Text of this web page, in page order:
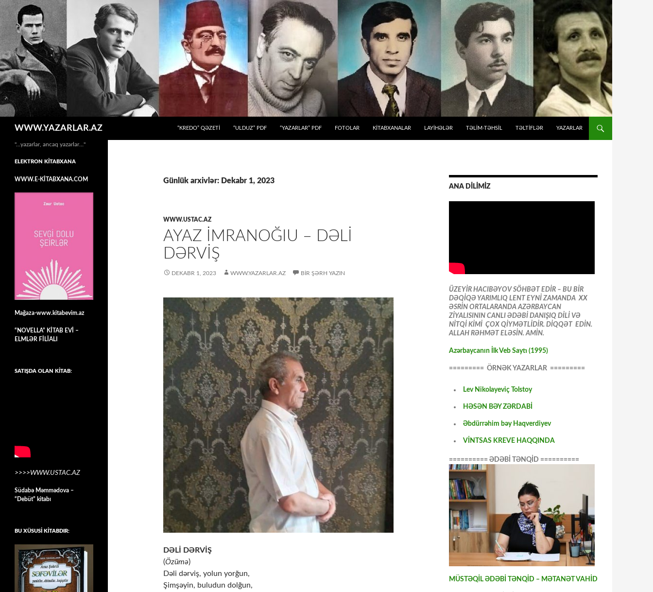
WWW.YAZARLAR.AZ
“KREDO” QƏZETİ
“ULDUZ” PDF “YAZARLAR” PDF FOTOLAR KİTABXANALAR LAYİHƏLƏR TƏLIM-TƏHSIL TƏLTİFLƏR YAZARLAR
Günlük arxivlər: Dekabr 1, 2023
WWW.USTAC.AZ
AYAZ İMRANOĞIU – DƏLİ
DƏRVİŞ
DEKABR 1, 2023 WWW.YAZARLAR.AZ BIR ŞƏRH YAZIN
DƏLİ DƏRVİŞ
(Özümə)
Dəli dərviş, yolun yorğun,
Şimşəyin, buludun dolğun,
ANA DİLİMİZ
ÜZEYİR HACIBƏYOV SÖHBƏT EDİR – BU BİR
DƏQİQƏ YARIMLIQ LENT EYNİ ZAMANDA XX
ƏSRİN ORTALARANDA AZƏRBAYCAN
ZİYALISININ CANLI ƏDƏBİ DANIŞIQ DİLİ VƏ
NİTQİ KİMİ ÇOX QİYMƏTLİDİR. DİQQƏT EDİN.
ALLAH RƏHMƏT ELƏSİN. AMİN.
Azərbaycanın İlk Veb Saytı (1995)
========= ÖRNƏK YAZARLAR =========
Lev Nikolayeviç Tolstoy
HƏSƏN BƏY ZƏRDABİ
Əbdürrəhim bəy Haqverdiyev
VİNTSAS KREVE HAQQINDA
========== ƏDƏBİ TƏNQİD ==========
MÜSTƏQİL ƏDƏBİ TƏNQİD – MƏTANƏT VAHİD
"…yazarlar, ancaq yazarlar…"
ELEKTRON KİTABXANA
WWW.E-KİTABXANA.COM
Mağaza-www.kitabevim.az
“NOVELLA” KİTAB EVİ –
ELMLƏR FİLİALI
SATIŞDA OLAN KİTAB:
>>>>WWW.USTAC.AZ
Südabə Məmmədova –
“Debüt” kitabı
BU XÜSUSİ KİTABDIR: